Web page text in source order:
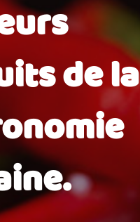
de la